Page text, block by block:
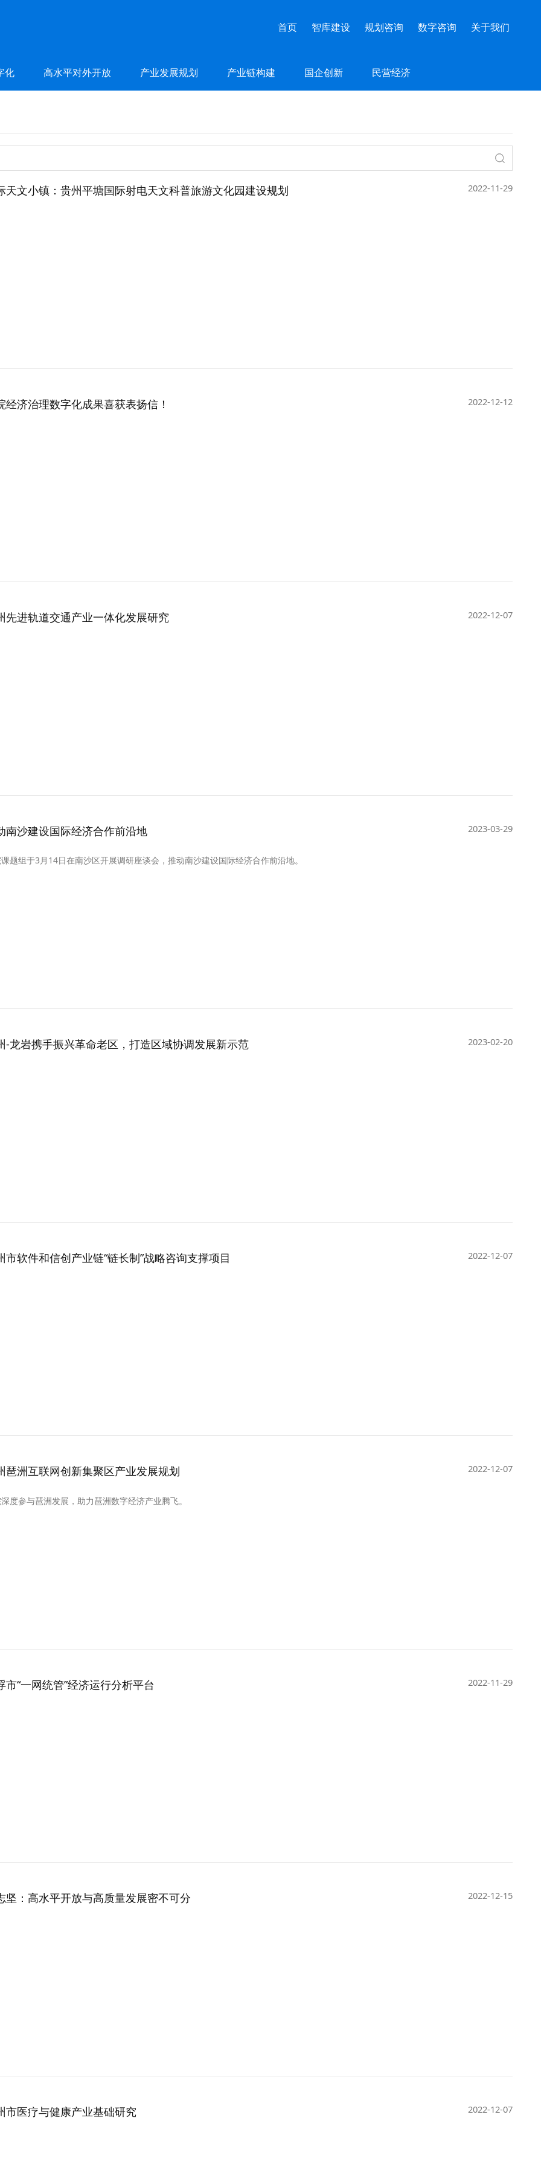
首页 智库建设 规划咨询 数字咨询 关于我们
化 高水平对外开放 产业发展规划 产业链构建 国企创新 民营经济
天文小镇：贵州平塘国际射电天文科普旅游文化园建设规划 2022-11-29
经济治理数字化成果喜获表扬信！ 2022-12-12
先进轨道交通产业一体化发展研究 2022-12-07
南沙建设国际经济合作前沿地 2023-03-29
题组于3月14日在南沙区开展调研座谈会，推动南沙建设国际经济合作前沿地。
-龙岩携手振兴革命老区，打造区域协调发展新示范 2023-02-20
市软件和信创产业链“链长制”战略咨询支撑项目 2022-12-07
琶洲互联网创新集聚区产业发展规划 2022-12-07
度参与琶洲发展，助力琶洲数字经济产业腾飞。
市“一网统管”经济运行分析平台 2022-11-29
坚：高水平开放与高质量发展密不可分 2022-12-15
市医疗与健康产业基础研究 2022-12-07